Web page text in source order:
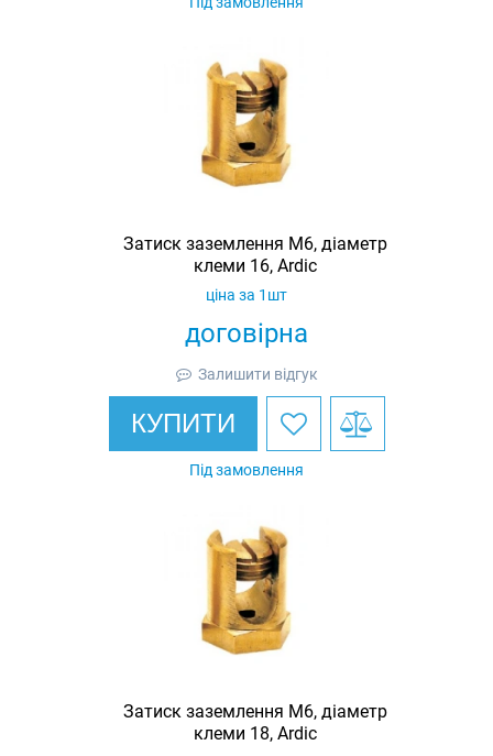
Затиск заземлення M6, діаметр
клеми 16, Ardic
договірна
ціна за 1шт
Залишити відгук
КУПИТИ
Під замовлення
Затиск заземлення M6, діаметр
клеми 18, Ardic